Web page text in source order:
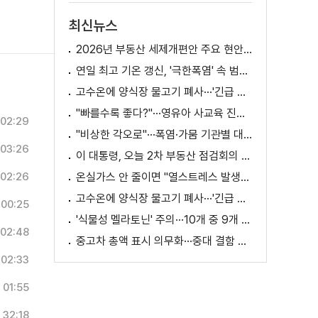
02:29
03:26
02:26
00:25
02:48
02:33
01:55
32:18
최신뉴스
2026년 부동산 세제개편안 주요 현안 팩트체크 [K-정책 사용법]
연일 최고 기온 갱신, '극한폭염' 속 범정부 피해 예방 대책은? [정.주.행]
고수온에 양식장 물고기 폐사···'긴급 방류' 지원
"빠를수록 좋다?"···영유아 사교육 진실과 해법은?
"비상한 각오로"···폭염·가뭄 기관별 대책은?
이 대통령, 오늘 2차 부동산 점검회의 주재
온실가스 안 줄이면 "열스트레스 발생일 29배 증가"
고수온에 양식장 물고기 폐사···'긴급 방류' 지원
'식물성 멜라토닌' 주의···10개 중 9개 처방 용량 초과
중고차 총액 표시 의무화···중대 결함 시 '계약 해제'